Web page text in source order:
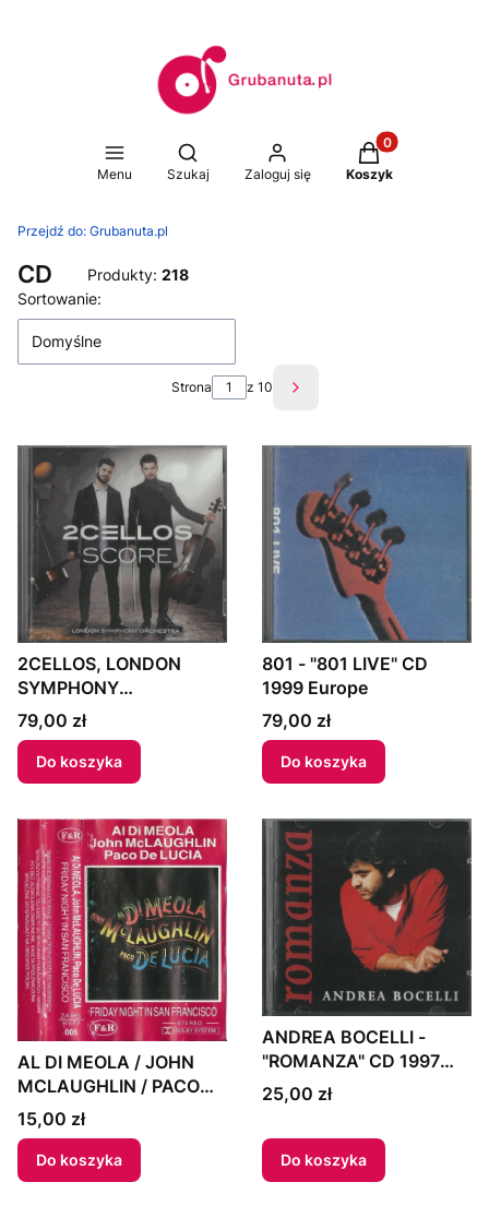
Menu
Otwórz wyszukiwarkę
Szukaj Zaloguj się
Produkty w
Koszyk
Przejdź do: Grubanuta.pl
CD Produkty: 218
Lista produktów
Sortowanie:
Domyślne
Strona z 10 Następne produkty
2CELLOS, LONDON
SYMPHONY
ORCHESTRA - "SCORE"
CD 2017 Europe
Cena
79,00 zł
Do koszyka
801 - "801 LIVE" CD
1999 Europe
Cena
79,00 zł
Do koszyka
AL DI MEOLA / JOHN
MCLAUGHLIN / PACO
DE LUCIA - "FRIDAY
NIGHT IN SAN
Cena
15,00 zł
Do koszyka
ANDREA BOCELLI -
"ROMANZA" CD 1997
France
Cena
25,00 zł
Do koszyka